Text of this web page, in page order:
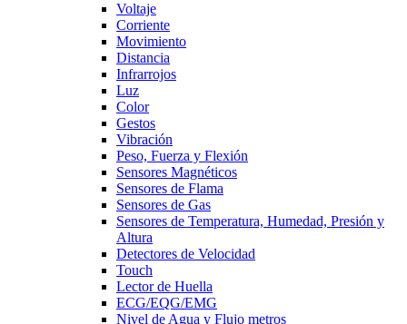
Voltaje
Corriente
Movimiento
Distancia
Infrarrojos
Luz
Color
Gestos
Vibración
Peso, Fuerza y Flexión
Sensores Magnéticos
Sensores de Flama
Sensores de Gas
Sensores de Temperatura, Humedad, Presión y
Altura
Detectores de Velocidad
Touch
Lector de Huella
ECG/EQG/EMG
Nivel de Agua y Flujo metros